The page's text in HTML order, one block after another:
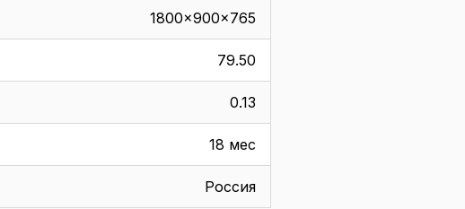
1800x900x765
79.50
0.13
18 мес
Россия